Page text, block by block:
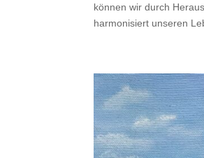
können wir durch
harmonisiert unseren